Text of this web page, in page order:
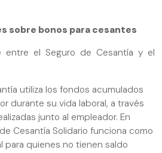
sobre bonos para cesantes
entre el Seguro de Cesantía y el
utiliza los fondos acumulados
durante su vida laboral, a través
junto al empleador. En
Cesantía Solidario funciona como
para quienes no tienen saldo